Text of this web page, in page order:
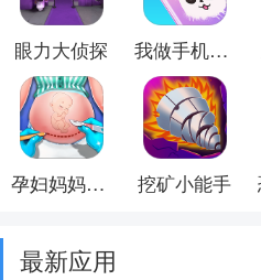
眼力大侦探 我做手机壳特好看
孕妇妈妈日记 挖矿小能手
最新应用